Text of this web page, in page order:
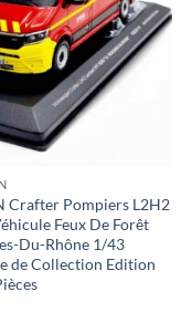
Crafter Pompiers L2H2
Feux De Forêt
Du-Rhône 1/43
de Collection Edition